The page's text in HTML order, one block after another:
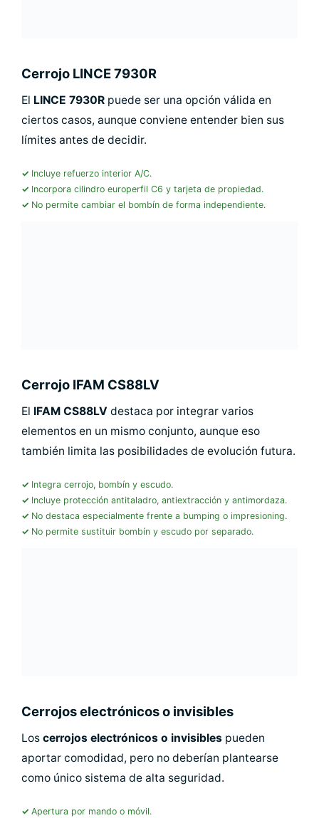
Cerrojo LINCE 7930R
El LINCE 7930R puede ser una opción válida en
ciertos casos, aunque conviene entender bien sus
límites antes de decidir.
Incluye refuerzo interior A/C.
Incorpora cilindro europerfil C6 y tarjeta de propiedad.
No permite cambiar el bombín de forma independiente.
Cerrojo IFAM CS88LV
El IFAM CS88LV destaca por integrar varios
elementos en un mismo conjunto, aunque eso
también limita las posibilidades de evolución futura.
Integra cerrojo, bombín y escudo.
Incluye protección antitaladro, antiextracción y antimordaza.
No destaca especialmente frente a bumping o impresioning.
No permite sustituir bombín y escudo por separado.
Cerrojos electrónicos o invisibles
Los cerrojos electrónicos o invisibles pueden
aportar comodidad, pero no deberían plantearse
como único sistema de alta seguridad.
Apertura por mando o móvil.